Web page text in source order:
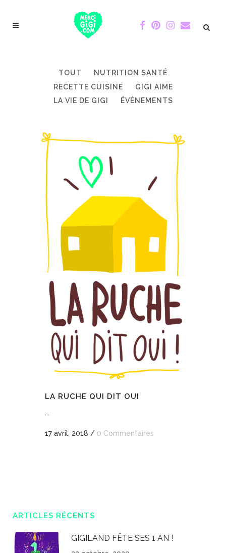
TOUT
NUTRITION SANTÉ
RECETTE CUISINE
GIGI AIME
LA VIE DE GIGI
ÉVÉNEMENTS
LA RUCHE QUI DIT OUI
...
17 avril, 2018 / 0 Commentaires
ARTICLES RÉCENTS
GIGILAND FÊTE SES 1 AN !